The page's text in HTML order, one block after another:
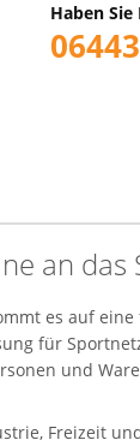
Haben Sie
an das
es auf
für
und
Freizeit